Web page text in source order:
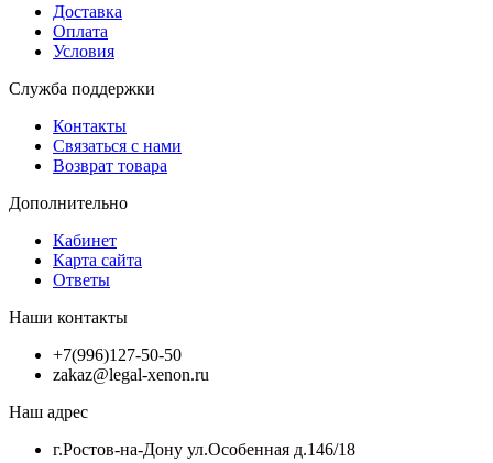
Доставка
Оплата
Условия
Служба поддержки
Контакты
Связаться с нами
Возврат товара
Дополнительно
Кабинет
Карта сайта
Ответы
Наши контакты
+7(996)127-50-50
zakaz@legal-xenon.ru
Наш адрес
г.Ростов-на-Дону ул.Особенная д.146/18